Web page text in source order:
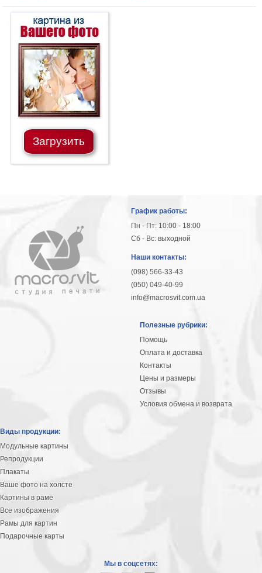
Загрузить
График работы:
Пн - Пт: 10:00 - 18:00
Сб - Вс: выходной
Наши контакты:
(098) 566-33-43
(050) 049-40-99
info@macrosvit.com.ua
Полезные рубрики:
Помощь
Оплата и доставка
Контакты
Цены и размеры
Отзывы
Условия обмена и возврата
Виды продукции:
Модульные картины
Репродукции
Плакаты
Ваше фото на холсте
Картины в раме
Все изображения
Рамы для картин
Подарочные карты
Мы в соцсетях: